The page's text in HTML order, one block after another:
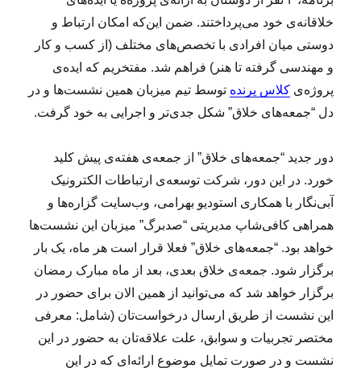
خلاقانه‌ی خود می‌پرداختند. ضمن این‌که امکان ارتباط و
دوستی میان افرادی با تخصص‌های مختلف (از کسب و کار
و مهندسی گرفته تا هنر) فراهم شد. مفتخریم که ایده‌ی
پروژه‌یکلاس پرنده توسط تیم میزبان همین نشست‌ها و در
دل “جمعه‌های خلاق” شکل جدی‌تر و اجرایی به‌ خود گرفت.
دور جدید “جمعه‌های خلاق” از جمعه‌ی هفته‌ی پیش کلید
خورد. در این دور، شرکت توسعه‌ی ارتباطات الکترونیک
آبی‌نگار با همکاری استودیو بهرامی، وب‌سایت گزاره‌ها و
همراهی کافی‌شاپ مدیریتی “صدبرگ” میزبان این نشست‌ها
خواهد بود. “جمعه‌های خلاق” فعلا قرار است هر ماه، یک بار
برگزار شود. جمعه‌ی خلاق بعدی، بعد از ماه مبارک رمضان
برگزار خواهد شد که می‌توانید از همین الان برای حضور در
این نشست از طریق ارسال درخواست‌تان (شامل: معرفی
مختصر تجربیات و سوابق، علت علاقه‌تان به حضور در این
نشست و در صورت تمایل موضوع ارائه‌ای که در این